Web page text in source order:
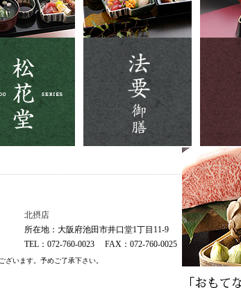
北摂店
所在地：大阪府池田市井口堂1丁目11-9
TEL：072-760-0023 FAX：072-760-0025
います。予めご了承下さい。